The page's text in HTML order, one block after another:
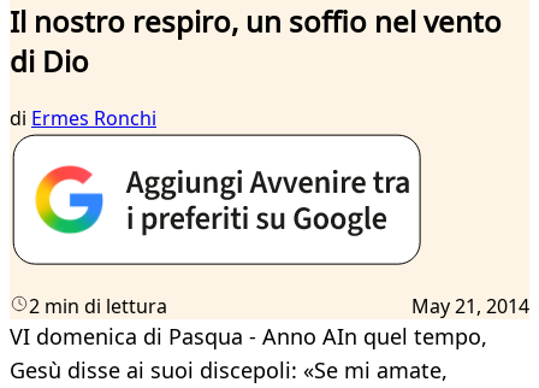
Il nostro respiro, un soffio nel vento
di Dio
di Ermes Ronchi
2 min di lettura May 21, 2014
VI domenica di Pasqua - Anno AIn quel tempo,
Gesù disse ai suoi discepoli: «Se mi amate,